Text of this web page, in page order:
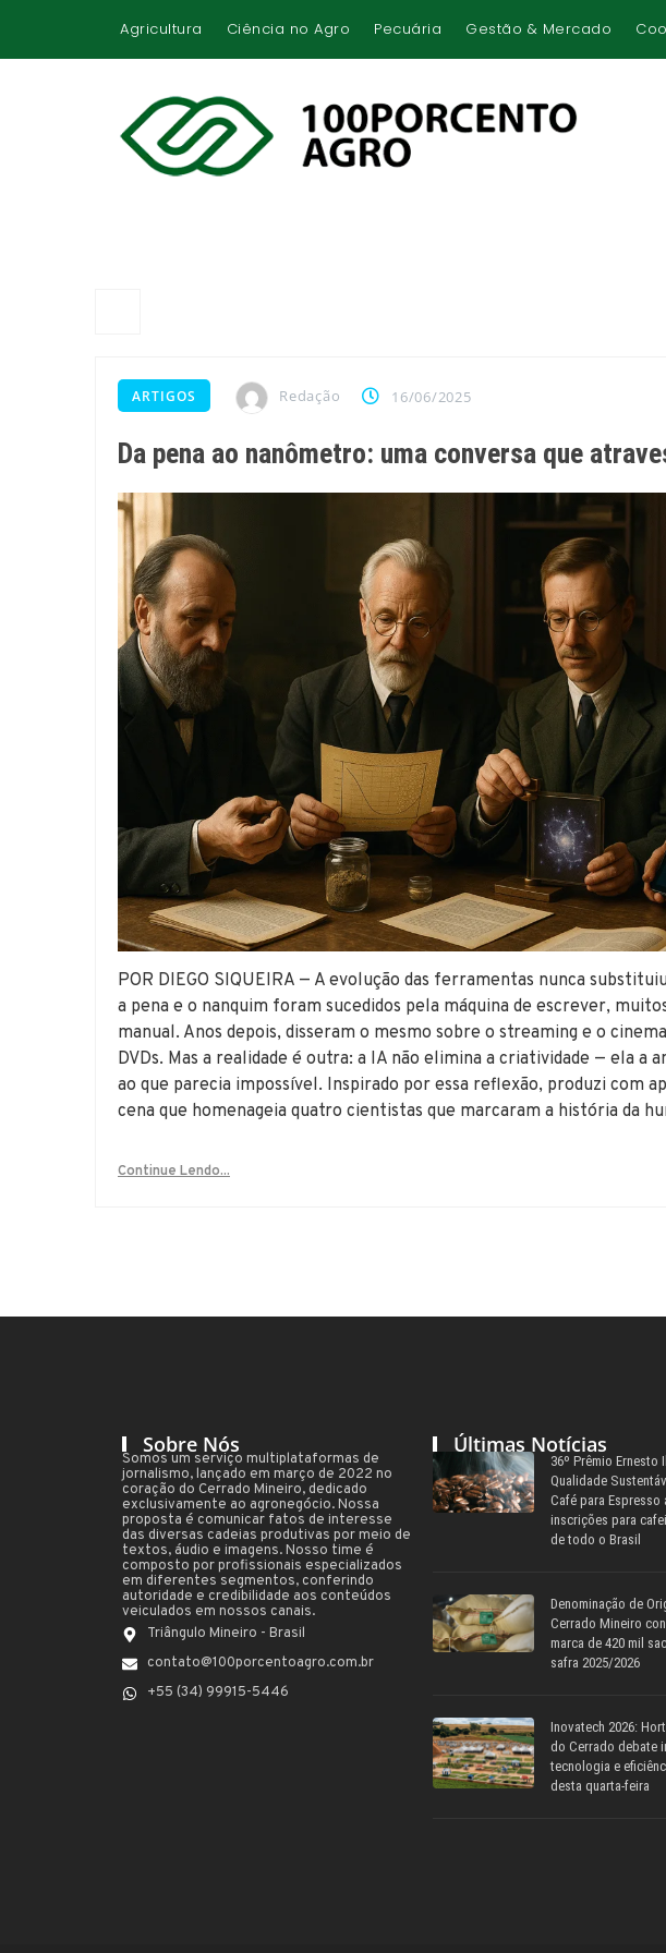
Agricultura Ciência no Agro Pecuária Gestão & Mercado
ARTIGOS Redação 16/06/2025
Da pena ao nanômetro: uma conversa que
POR DIEGO SIQUEIRA — A evolução das ferramentas nunca
a pena e o nanquim foram sucedidos pela máquina de escrever,
manual. Anos depois, disseram o mesmo sobre o streaming e o
DVDs. Mas a realidade é outra: a IA não elimina a criatividade — ela a
ao que parecia impossível. Inspirado por essa reflexão, produzi com
cena que homenageia quatro cientistas que marcaram a história da
Continue Lendo...
Sobre Nós
Somos um serviço multiplataformas de
jornalismo, lançado em março de 2022 no
coração do Cerrado Mineiro, dedicado
exclusivamente ao agronegócio. Nossa
proposta é comunicar fatos de interesse
das diversas cadeias produtivas por meio de
textos, áudio e imagens. Nosso time é
composto por profissionais especializados
em diferentes segmentos, conferindo
autoridade e credibilidade aos conteúdos
veiculados em nossos canais.
Triângulo Mineiro - Brasil
contato@100porcentoagro.com.br
+55 (34) 99915-5446
Últimas Notícias
36º Prêmio Ernesto
Qualidade
Café para Espresso
inscrições para
de todo o Brasil
Denominação de
Cerrado Mineiro
marca de 420 mil
safra 2025/2026
Inovatech 2026:
do Cerrado debate
tecnologia e
desta quarta-feira